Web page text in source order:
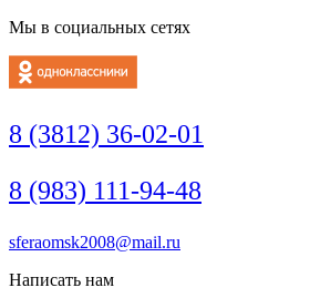
Мы в социальных сетях
8 (3812) 36-02-01
8 (983) 111-94-48
sferaomsk2008@mail.ru
Написать нам